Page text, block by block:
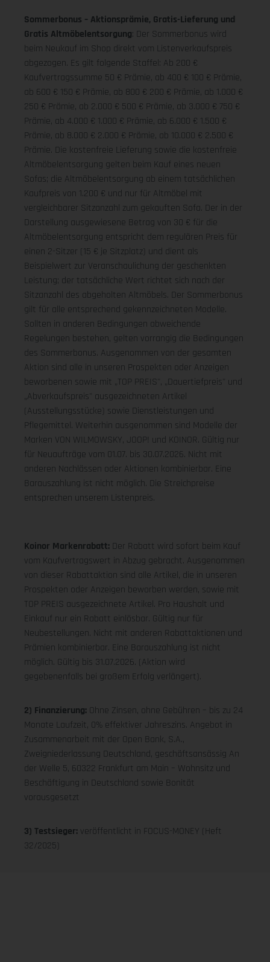
Sommerbonus – Aktionsprämie, Gratis-Lieferung und
Gratis Altmöbelentsorgung: Der Sommerbonus wird
beim Neukauf im Shop direkt vom Listenverkaufspreis
abgezogen. Es gilt folgende Staffel: Ab 200 €
Kaufvertragssumme 50 € Prämie, ab 400 € 100 € Prämie,
ab 600 € 150 € Prämie, ab 800 € 200 € Prämie, ab 1.000 €
250 € Prämie, ab 2.000 € 500 € Prämie, ab 3.000 € 750 €
Prämie, ab 4.000 € 1.000 € Prämie, ab 6.000 € 1.500 €
Prämie, ab 8.000 € 2.000 € Prämie, ab 10.000 € 2.500 €
Prämie. Die kostenfreie Lieferung sowie die kostenfreie
Altmöbelentsorgung gelten beim Kauf eines neuen
Sofas; die Altmöbelentsorgung ab einem tatsächlichen
Kaufpreis von 1.200 € und nur für Altmöbel mit
vergleichbarer Sitzanzahl zum gekauften Sofa. Der in der
Darstellung ausgewiesene Betrag von 30 € für die
Altmöbelentsorgung entspricht dem regulären Preis für
einen 2-Sitzer (15 € je Sitzplatz) und dient als
Beispielwert zur Veranschaulichung der geschenkten
Leistung; der tatsächliche Wert richtet sich nach der
Sitzanzahl des abgeholten Altmöbels. Der Sommerbonus
gilt für alle entsprechend gekennzeichneten Modelle.
Sollten in anderen Bedingungen abweichende
Regelungen bestehen, gelten vorrangig die Bedingungen
des Sommerbonus. Ausgenommen von der gesamten
Aktion sind alle in unseren Prospekten oder Anzeigen
beworbenen sowie mit „TOP PREIS", „Dauertiefpreis" und
„Abverkaufspreis" ausgezeichneten Artikel
(Ausstellungsstücke) sowie Dienstleistungen und
Pflegemittel. Weiterhin ausgenommen sind Modelle der
Marken VON WILMOWSKY, JOOP! und KOINOR. Gültig nur
für Neuaufträge vom 01.07. bis 30.07.2026. Nicht mit
anderen Nachlässen oder Aktionen kombinierbar. Eine
Barauszahlung ist nicht möglich. Die Streichpreise
entsprechen unserem Listenpreis.
Koinor Markenrabatt: Der Rabatt wird sofort beim Kauf
vom Kaufvertragswert in Abzug gebracht. Ausgenommen
von dieser Rabattaktion sind alle Artikel, die in unseren
Prospekten oder Anzeigen beworben werden, sowie mit
TOP PREIS ausgezeichnete Artikel. Pro Haushalt und
Einkauf nur ein Rabatt einlösbar. Gültig nur für
Neubestellungen. Nicht mit anderen Rabattaktionen und
Prämien kombinierbar. Eine Barauszahlung ist nicht
möglich. Gültig bis 31.07.2026. (Aktion wird
gegebenenfalls bei großem Erfolg verlängert).
2) Finanzierung: Ohne Zinsen, ohne Gebühren – bis zu 24
Monate Laufzeit, 0% effektiver Jahreszins. Angebot in
Zusammenarbeit mit der Open Bank, S.A.,
Zweigniederlassung Deutschland, geschäftsansässig An
der Welle 5, 60322 Frankfurt am Main – Wohnsitz und
Beschäftigung in Deutschland sowie Bonität
vorausgesetzt
3) Testsieger: veröffentlicht in FOCUS-MONEY (Heft
32/2025)